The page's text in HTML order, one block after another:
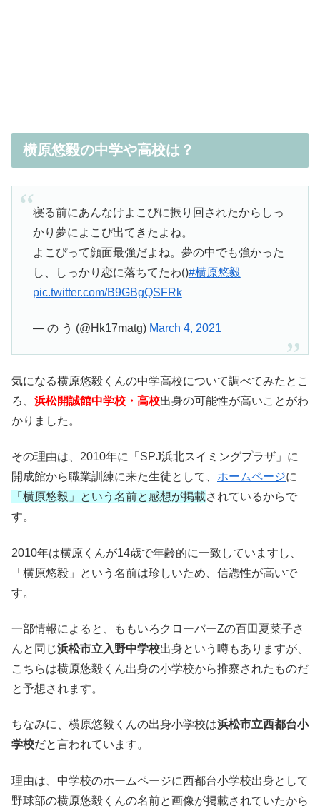
横原悠毅の中学や高校は？
寝る前にあんなけよこぴに振り回されたからしっ
かり夢によこぴ出てきたよね。
よこぴって顔面最強だよね。夢の中でも強かった
し、しっかり恋に落ちてたわ()#横原悠毅
pic.twitter.com/B9GBgQSFRk
— の う (@Hk17matg) March 4, 2021
気になる横原悠毅くんの中学高校について調べてみたとこ
ろ、 浜松開誠館中学校・高校出身の可能性が高いことがわ
かりました。
その理由は、 2010年に 「 SPJ浜北スイミングプラザ」 に
開成館から職業訓練に来た生徒として、 ホームページに
「横原悠毅」という名前と感想が掲載されているからで
す。
2010年は横原くんが14歳で年齢的に一致していますし、
「横原悠毅」という名前は珍しいため、信憑性が高いで
す。
一部情報によると、ももいろクローバーZの百田夏菜子さ
んと同じ浜松市立入野中学校出身という噂もありますが、
こちらは横原悠毅くん出身の小学校から推察されたものだ
と予想されます。
ちなみに、横原悠毅くんの出身小学校は浜松市立西都台小
学校だと言われています。
理由は、中学校のホームページに西都台小学校出身として
野球部の横原悠毅くんの名前と画像が掲載されていたから